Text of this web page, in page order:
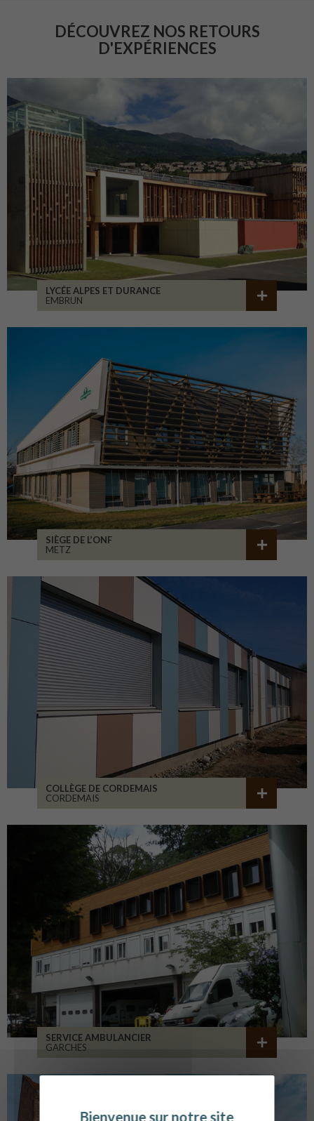
DÉCOUVREZ NOS RETOURS
D'EXPÉRIENCES
LYCÉE ALPES ET DURANCE
EMBRUN
SIÈGE DE L’ONF
METZ
COLLÈGE DE CORDEMAIS
CORDEMAIS
SERVICE AMBULANCIER
GARCHES